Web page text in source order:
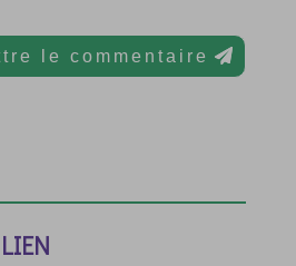
le commentaire